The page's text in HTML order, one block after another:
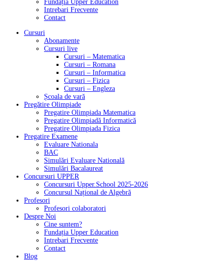
Fundația Upper Education
Intrebari Frecvente
Contact
Cursuri
Abonamente
Cursuri live
Cursuri – Matematica
Cursuri – Romana
Cursuri – Informatica
Cursuri – Fizica
Cursuri – Engleza
Școala de vară
Pregătire Olimpiade
Pregatire Olimpiada Matematica
Pregatire Olimpiadă Informatică
Pregatire Olimpiada Fizica
Pregatire Examene
Evaluare Nationala
BAC
Simulări Evaluare Natională
Simulări Bacalaureat
Concursuri UPPER
Concursuri Upper.School 2025-2026
Concursul Național de Algebră
Profesori
Profesori colaboratori
Despre Noi
Cine suntem?
Fundația Upper Education
Intrebari Frecvente
Contact
Blog